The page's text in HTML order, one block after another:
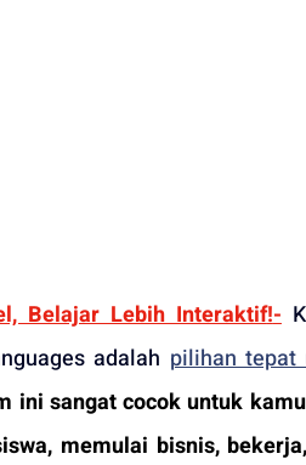
Belajar Lebih Interaktif!-
adalah pilihan tepat
ini sangat cocok untuk
memulai bisnis,